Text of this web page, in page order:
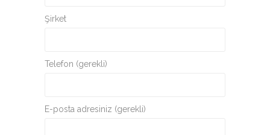
Şirket
Telefon (gerekli)
E-posta adresiniz (gerekli)